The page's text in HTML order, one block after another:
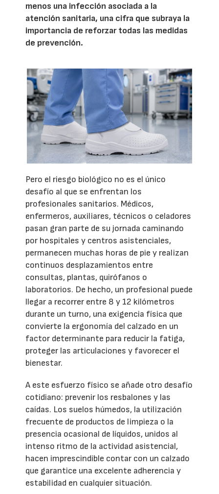
menos una infección asociada a la
atención sanitaria, una cifra que subraya la
importancia de reforzar todas las medidas
de prevención.
Pero el riesgo biológico no es el único
desafío al que se enfrentan los
profesionales sanitarios. Médicos,
enfermeros, auxiliares, técnicos o celadores
pasan gran parte de su jornada caminando
por hospitales y centros asistenciales,
permanecen muchas horas de pie y realizan
continuos desplazamientos entre
consultas, plantas, quirófanos o
laboratorios. De hecho, un profesional puede
llegar a recorrer entre 8 y 12 kilómetros
durante un turno, una exigencia física que
convierte la ergonomía del calzado en un
factor determinante para reducir la fatiga,
proteger las articulaciones y favorecer el
bienestar.
A este esfuerzo físico se añade otro desafío
cotidiano: prevenir los resbalones y las
caídas. Los suelos húmedos, la utilización
frecuente de productos de limpieza o la
presencia ocasional de líquidos, unidos al
intenso ritmo de la actividad asistencial,
hacen imprescindible contar con un calzado
que garantice una excelente adherencia y
estabilidad en cualquier situación.